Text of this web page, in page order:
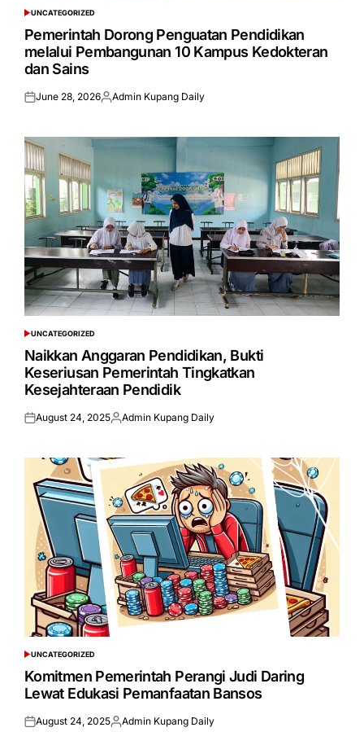
POSTED
IN
UNCATEGORIZED
Pemerintah Dorong Penguatan Pendidikan
melalui Pembangunan 10 Kampus Kedokteran
dan Sains
Posted
June 28, 2026Posted
Admin Kupang Daily
POSTED
IN
UNCATEGORIZED
Naikkan Anggaran Pendidikan, Bukti
Keseriusan Pemerintah Tingkatkan
Kesejahteraan Pendidik
Posted
August 24, 2025Posted
Admin Kupang Daily
POSTED
IN
UNCATEGORIZED
Komitmen Pemerintah Perangi Judi Daring
Lewat Edukasi Pemanfaatan Bansos
Posted
August 24, 2025Posted
Admin Kupang Daily